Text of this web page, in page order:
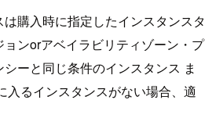
購入時に指定したインスタンスタ
ンorアベイラビリティゾーン・プ
ーと同じ条件のインスタンス ま
入るインスタンスがない場合、適